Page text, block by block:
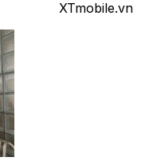
XTmobile.vn